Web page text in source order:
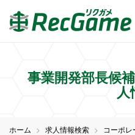
事業開発部長候
人
ホーム 求人情報検索 コーポ